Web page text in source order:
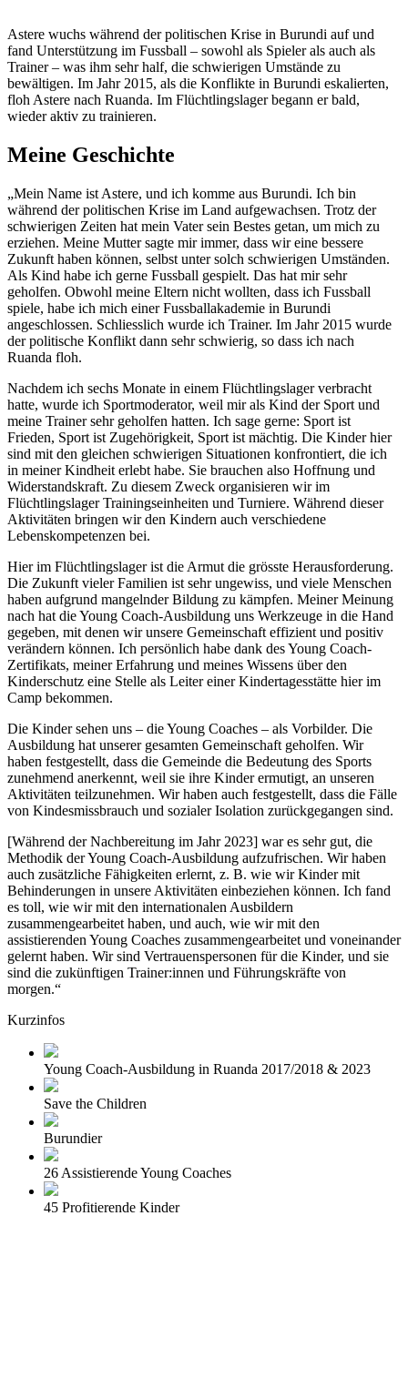
Astere wuchs während der politischen Krise in Burundi auf und
fand Unterstützung im Fussball – sowohl als Spieler als auch als
Trainer – was ihm sehr half, die schwierigen Umstände zu
bewältigen. Im Jahr 2015, als die Konflikte in Burundi eskalierten,
floh Astere nach Ruanda. Im Flüchtlingslager begann er bald,
wieder aktiv zu trainieren.
Meine Geschichte
„Mein Name ist Astere, und ich komme aus Burundi. Ich bin
während der politischen Krise im Land aufgewachsen. Trotz der
schwierigen Zeiten hat mein Vater sein Bestes getan, um mich zu
erziehen. Meine Mutter sagte mir immer, dass wir eine bessere
Zukunft haben können, selbst unter solch schwierigen Umständen.
Als Kind habe ich gerne Fussball gespielt. Das hat mir sehr
geholfen. Obwohl meine Eltern nicht wollten, dass ich Fussball
spiele, habe ich mich einer Fussballakademie in Burundi
angeschlossen. Schliesslich wurde ich Trainer. Im Jahr 2015 wurde
der politische Konflikt dann sehr schwierig, so dass ich nach
Ruanda floh.
Nachdem ich sechs Monate in einem Flüchtlingslager verbracht
hatte, wurde ich Sportmoderator, weil mir als Kind der Sport und
meine Trainer sehr geholfen hatten. Ich sage gerne: Sport ist
Frieden, Sport ist Zugehörigkeit, Sport ist mächtig. Die Kinder hier
sind mit den gleichen schwierigen Situationen konfrontiert, die ich
in meiner Kindheit erlebt habe. Sie brauchen also Hoffnung und
Widerstandskraft. Zu diesem Zweck organisieren wir im
Flüchtlingslager Trainingseinheiten und Turniere. Während dieser
Aktivitäten bringen wir den Kindern auch verschiedene
Lebenskompetenzen bei.
Hier im Flüchtlingslager ist die Armut die grösste Herausforderung.
Die Zukunft vieler Familien ist sehr ungewiss, und viele Menschen
haben aufgrund mangelnder Bildung zu kämpfen. Meiner Meinung
nach hat die Young Coach-Ausbildung uns Werkzeuge in die Hand
gegeben, mit denen wir unsere Gemeinschaft effizient und positiv
verändern können. Ich persönlich habe dank des Young Coach-
Zertifikats, meiner Erfahrung und meines Wissens über den
Kinderschutz eine Stelle als Leiter einer Kindertagesstätte hier im
Camp bekommen.
Die Kinder sehen uns – die Young Coaches – als Vorbilder. Die
Ausbildung hat unserer gesamten Gemeinschaft geholfen. Wir
haben festgestellt, dass die Gemeinde die Bedeutung des Sports
zunehmend anerkennt, weil sie ihre Kinder ermutigt, an unseren
Aktivitäten teilzunehmen. Wir haben auch festgestellt, dass die Fälle
von Kindesmissbrauch und sozialer Isolation zurückgegangen sind.
[Während der Nachbereitung im Jahr 2023] war es sehr gut, die
Methodik der Young Coach-Ausbildung aufzufrischen. Wir haben
auch zusätzliche Fähigkeiten erlernt, z. B. wie wir Kinder mit
Behinderungen in unsere Aktivitäten einbeziehen können. Ich fand
es toll, wie wir mit den internationalen Ausbildern
zusammengearbeitet haben, und auch, wie wir mit den
assistierenden Young Coaches zusammengearbeitet und voneinander
gelernt haben. Wir sind Vertrauenspersonen für die Kinder, und sie
sind die zukünftigen Trainer:innen und Führungskräfte von
morgen.“
Kurzinfos
Young Coach-Ausbildung in Ruanda 2017/2018 & 2023
Save the Children
Burundier
26 Assistierende Young Coaches
45 Profitierende Kinder